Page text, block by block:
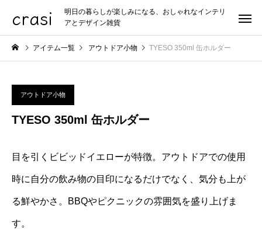
crasi
明日の暮らしが楽しみになる、おしゃれなインテリ
アとデザイン雑貨
アイテム一覧 アウトドア小物 TYESO 350ml 缶ホルダー
アウトドア小物
TYESO 350ml 缶ホルダー
目を引くビビッドイエローが特徴。アウトドアでの使用
時に自分の飲み物の目印になるだけでなく、気分も上が
る鮮やかさ。BBQやピクニックの雰囲気を盛り上げま
す。